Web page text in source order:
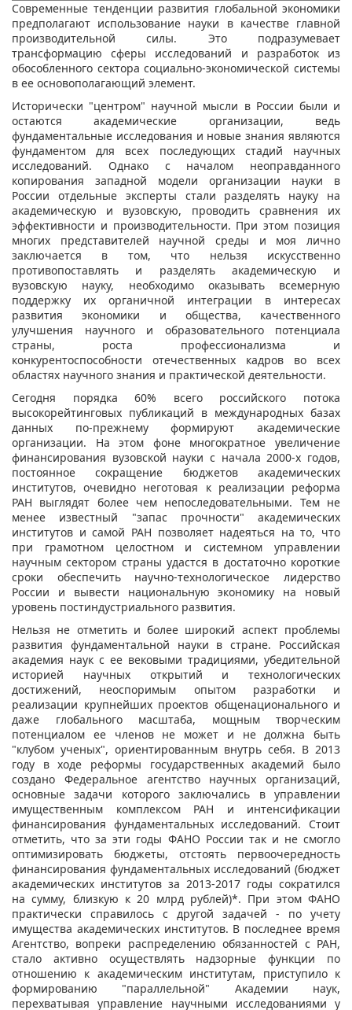
Современные тенденции развития глобальной экономики
предполагают использование науки в качестве главной
производительной силы. Это подразумевает
трансформацию сферы исследований и разработок из
обособленного сектора социально-экономической системы
в ее основополагающий элемент.
Исторически "центром" научной мысли в России были и
остаются академические организации, ведь
фундаментальные исследования и новые знания являются
фундаментом для всех последующих стадий научных
исследований. Однако с началом неоправданного
копирования западной модели организации науки в
России отдельные эксперты стали разделять науку на
академическую и вузовскую, проводить сравнения их
эффективности и производительности. При этом позиция
многих представителей научной среды и моя лично
заключается в том, что нельзя искусственно
противопоставлять и разделять академическую и
вузовскую науку, необходимо оказывать всемерную
поддержку их органичной интеграции в интересах
развития экономики и общества, качественного
улучшения научного и образовательного потенциала
страны, роста профессионализма и
конкурентоспособности отечественных кадров во всех
областях научного знания и практической деятельности.
Сегодня порядка 60% всего российского потока
высокорейтинговых публикаций в международных базах
данных по-прежнему формируют академические
организации. На этом фоне многократное увеличение
финансирования вузовской науки с начала 2000-х годов,
постоянное сокращение бюджетов академических
институтов, очевидно неготовая к реализации реформа
РАН выглядят более чем непоследовательными. Тем не
менее известный "запас прочности" академических
институтов и самой РАН позволяет надеяться на то, что
при грамотном целостном и системном управлении
научным сектором страны удастся в достаточно короткие
сроки обеспечить научно-технологическое лидерство
России и вывести национальную экономику на новый
уровень постиндустриального развития.
Нельзя не отметить и более широкий аспект проблемы
развития фундаментальной науки в стране. Российская
академия наук с ее вековыми традициями, убедительной
историей научных открытий и технологических
достижений, неоспоримым опытом разработки и
реализации крупнейших проектов общенационального и
даже глобального масштаба, мощным творческим
потенциалом ее членов не может и не должна быть
"клубом ученых", ориентированным внутрь себя. В 2013
году в ходе реформы государственных академий было
создано Федеральное агентство научных организаций,
основные задачи которого заключались в управлении
имущественным комплексом РАН и интенсификации
финансирования фундаментальных исследований. Стоит
отметить, что за эти годы ФАНО России так и не смогло
оптимизировать бюджеты, отстоять первоочередность
финансирования фундаментальных исследований (бюджет
академических институтов за 2013-2017 годы сократился
на сумму, близкую к 20 млрд рублей)*. При этом ФАНО
практически справилось с другой задачей - по учету
имущества академических институтов. В последнее время
Агентство, вопреки распределению обязанностей с РАН,
стало активно осуществлять надзорные функции по
отношению к академическим институтам, приступило к
формированию "параллельной" Академии наук,
перехватывая управление научными исследованиями у